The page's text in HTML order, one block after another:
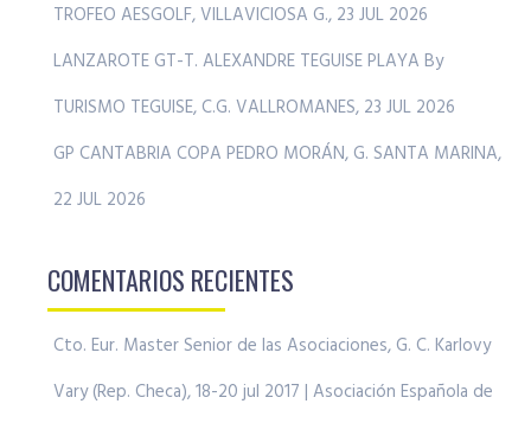
TROFEO AESGOLF, VILLAVICIOSA G., 23 JUL 2026
LANZAROTE GT-T. ALEXANDRE TEGUISE PLAYA By
TURISMO TEGUISE, C.G. VALLROMANES, 23 JUL 2026
GP CANTABRIA COPA PEDRO MORÁN, G. SANTA MARINA,
22 JUL 2026
COMENTARIOS RECIENTES
Cto. Eur. Master Senior de las Asociaciones, G. C. Karlovy
Vary (Rep. Checa), 18-20 jul 2017 | Asociación Española de